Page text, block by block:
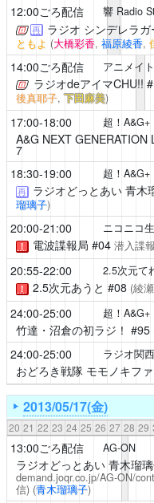
12:00ごろ配信 響 Radio
再 ラジオ シンデレラガ
ともよ (大橋彩香, 福原綾香,
14:00ごろ配信 アニメイ
ラジオdeアイマCHU!!
後真耶子,下田麻美)
17:00-18:00 超！A&G+
A&G NEXT GENERATION
7
18:30-19:00
超！A&G+
再 ラジオどっとあい 青木
瑠璃子)
20:00-21:00 ニコニコ
！ 電波諜報局 #04 潜入諜
20:55-22:00 2.5次元て
！ 2.5次元あうと #08 (綾
24:00-25:00 超！A&G+
竹達・沼倉の初ラジ！ #95
24:00-25:00 ラジオ関西
おどろき戦隊 モモノキフ
2013/05/17(金)
20 21 22 23 24 25 26 27 28 29
13:00ごろ配信 AG-ON
ラジオどっとあい 青木瑠
demand.joqr.co.jp/AG-ON/
信) (青木瑠璃子)